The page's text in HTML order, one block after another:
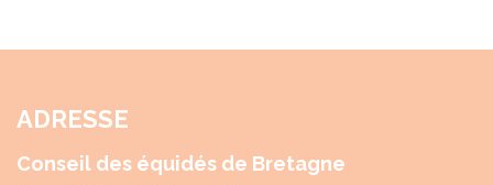
ADRESSE
Conseil des équidés de Bretagne